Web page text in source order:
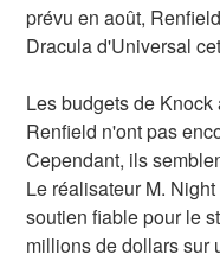
prévu en août,
Dracula d'Universal
Les budgets de
Renfield n'ont pas
Cependant, ils
Le réalisateur M.
soutien fiable pour le
millions de dollars sur